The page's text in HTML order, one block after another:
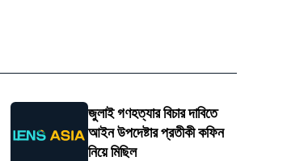
জুলাই গণহত্যার বিচার দাবিতে
আইন উপদেষ্টার প্রতীকী কফিন
নিয়ে মিছিল